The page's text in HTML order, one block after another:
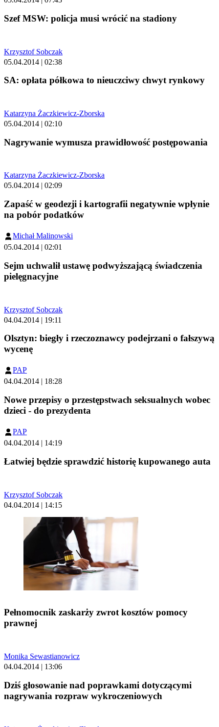
Szef MSW: policja musi wrócić na stadiony
Krzysztof Sobczak
05.04.2014 | 02:38
SA: opłata półkowa to nieuczciwy chwyt rynkowy
Katarzyna Żaczkiewicz-Zborska
05.04.2014 | 02:10
Nagrywanie wymusza prawidłowość postępowania
Katarzyna Żaczkiewicz-Zborska
05.04.2014 | 02:09
Zapaść w geodezji i kartografii negatywnie wpłynie
na pobór podatków
Michał Malinowski
05.04.2014 | 02:01
Sejm uchwalił ustawę podwyższającą świadczenia
pielęgnacyjne
Krzysztof Sobczak
04.04.2014 | 19:11
Olsztyn: biegły i rzeczoznawcy podejrzani o fałszywą
wycenę
PAP
04.04.2014 | 18:28
Nowe przepisy o przestępstwach seksualnych wobec
dzieci - do prezydenta
PAP
04.04.2014 | 14:19
Łatwiej będzie sprawdzić historię kupowanego auta
Krzysztof Sobczak
04.04.2014 | 14:15
Pełnomocnik zaskarży zwrot kosztów pomocy
prawnej
Monika Sewastianowicz
04.04.2014 | 13:06
Dziś głosowanie nad poprawkami dotyczącymi
nagrywania rozpraw wykroczeniowych